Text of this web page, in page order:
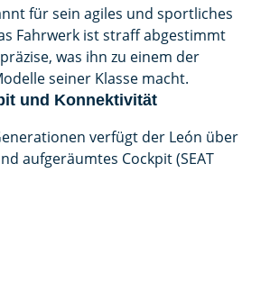
für sein agiles und sportliches
Fahrwerk ist straff abgestimmt
was ihn zu einem der
seiner Klasse macht.
und Konnektivität
verfügt der León über
aufgeräumtes Cockpit (SEAT